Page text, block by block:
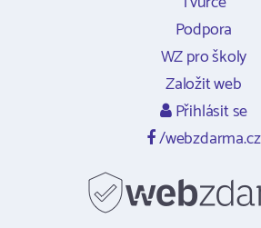
Podpora
WZ pro školy
Založit web
Přihlásit se
/webzdarma.cz